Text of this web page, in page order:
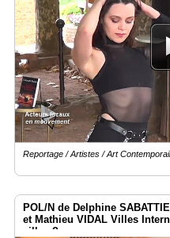
Reportage / Artistes / Art
POL/N de Delphine
et Mathieu VIDAL Villes
villes ?